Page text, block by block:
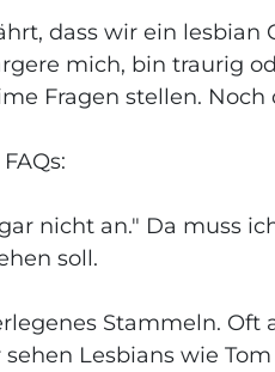
dass wir ein
mich, bin traurig
Fragen stellen.
nicht an." Da muss
soll.
Stammeln.
Lesbians wie